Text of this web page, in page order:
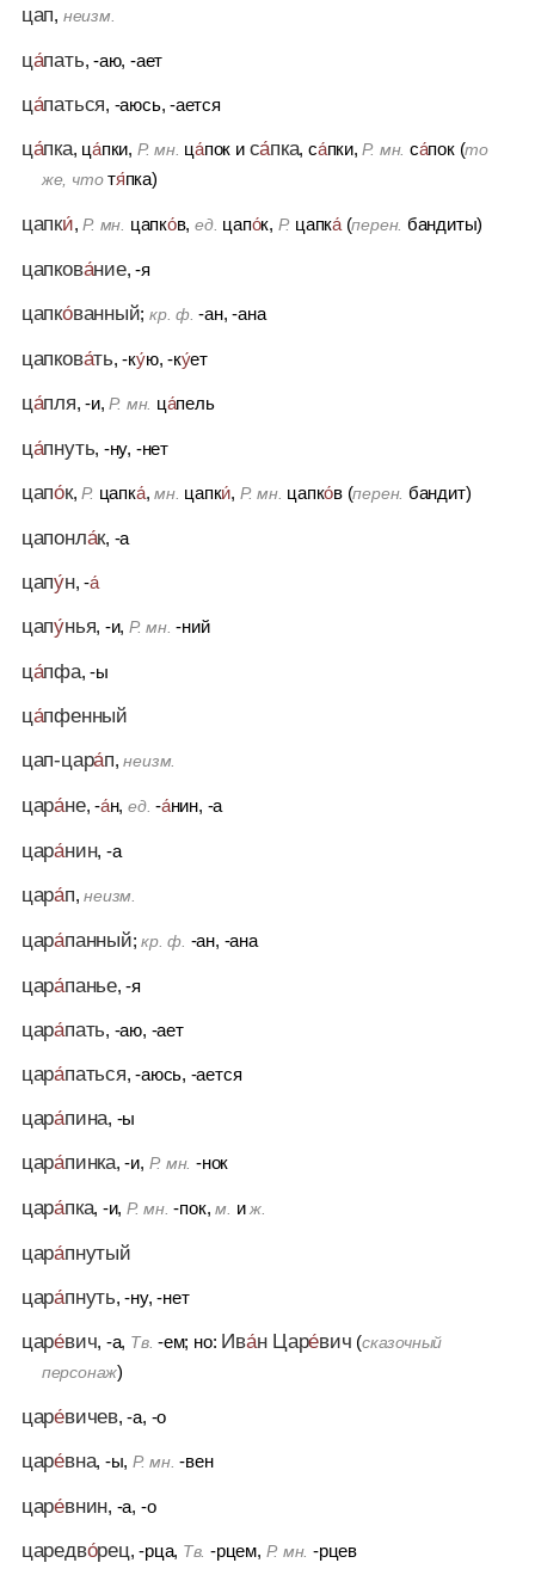
цап, неизм.
ца́пать, -аю, -ает
ца́паться, -аюсь, -ается
ца́пка, ца́пки, Р. мн. ца́пок и са́пка, са́пки,Р. мн. са́пок (то
же, чтотя́пка)
цапки́,Р. мн. цапко́в,ед. цапо́к, Р. цапка́(перен. бандиты)
цапкова́ние, -я
цапко́ванный;кр. ф. -ан, -ана
цапкова́ть, -ку́ю, -ку́ет
ца́пля, -и,Р. мн. ца́пель
ца́пнуть, -ну, -нет
цапо́к,Р. цапка́,мн. цапки́, Р. мн. цапко́в (перен. бандит)
цапонла́к, -а
цапу́н, -а́
цапу́нья, -и,Р. мн. -ний
ца́пфа, -ы
ца́пфенный
цап-цара́п,неизм.
цара́не, -а́н,ед. -а́нин, -а
цара́нин, -а
цара́п,неизм.
цара́панный;кр. ф. -ан, -ана
цара́панье, -я
цара́пать, -аю, -ает
цара́паться, -аюсь, -ается
цара́пина, -ы
цара́пинка, -и, Р. мн. -нок
цара́пка, -и,Р. мн. -пок,м. и ж.
цара́пнутый
цара́пнуть, -ну, -нет
царе́вич, -а, Тв. -ем; но: Ива́н Царе́вич (сказочный
персонаж)
царе́вичев, -а, -о
царе́вна, -ы,Р. мн. -вен
царе́внин, -а, -о
царедво́рец, -рца, Тв. -рцем, Р. мн. -рцев